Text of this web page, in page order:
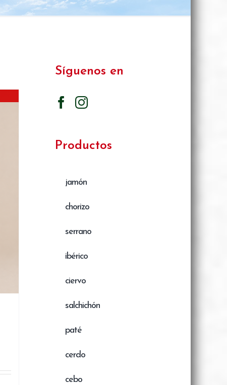
Síguenos en
Productos
jamón
chorizo
serrano
ibérico
ciervo
salchichón
paté
cerdo
cebo